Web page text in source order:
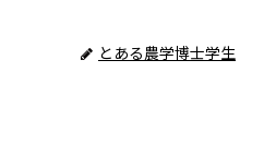
とある農学博士学生